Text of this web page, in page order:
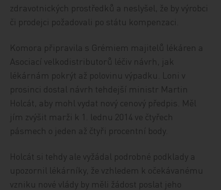
zdravotnických prostředků a neslyšel, že by výrobci
či prodejci požadovali po státu kompenzaci.
Komora připravila s Grémiem majitelů lékáren a
Asociací velkodistributorů léčiv návrh, jak
lékárnám pokrýt až polovinu výpadku. Loni v
prosinci dostal návrh tehdejší ministr Martin
Holcát, aby mohl vydat nový cenový předpis. Měl
jím zvýšit marži k 1. lednu 2014 ve čtyřech
pásmech o jeden až čtyři procentní body.
Holcát si tehdy ale vyžádal podrobné podklady a
upozornil lékárníky, že vzhledem k očekávanému
vzniku nové vlády by měli žádost poslat jeho